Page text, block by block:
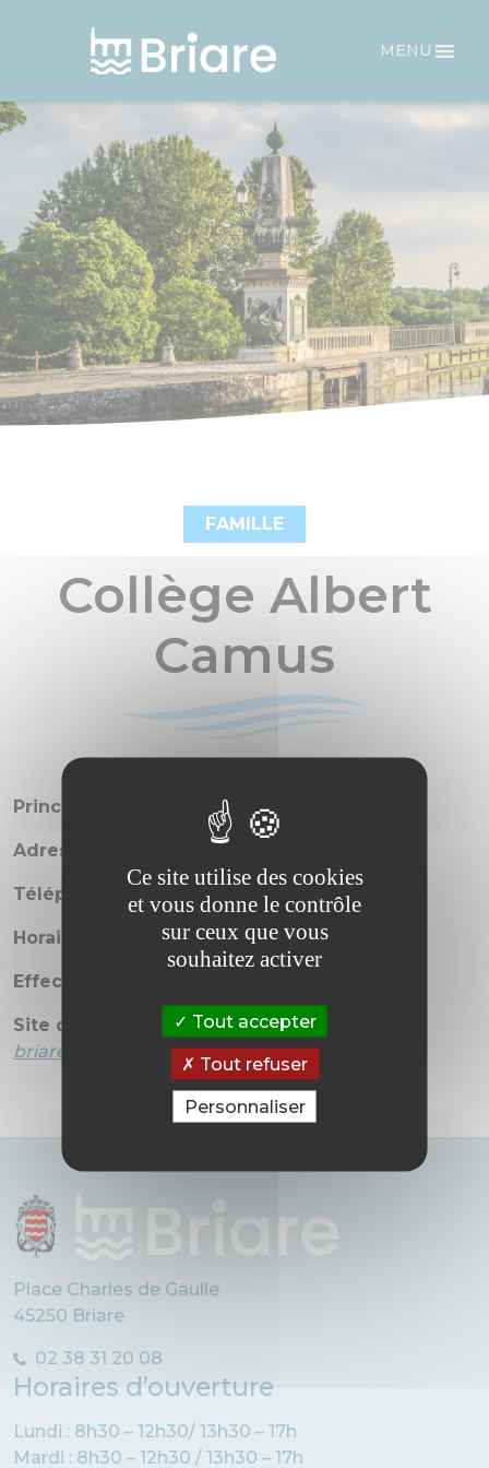
MENU
FAMILLE
Collège Albert
Camus
Principal : M. Cédric PIERRE
Adresse : 2 Rue du Port à Belleau
Téléphone : 02 38 37 02 83
Horaires : 8h10 à 12h05 et 13h40 à 16h40
Effectif
Site du collège
http://clg-albert-camus-
briare.tice.ac-orleans-tours
Place Charles de Gaulle
45250 Briare
02 38 31 20 08
Horaires d’ouverture
Lundi : 8h30 – 12h30/ 13h30 – 17h
Mardi : 8h30 – 12h30 / 13h30 – 17h
Ce site utilise des cookies
et vous donne le contrôle
sur ceux que vous
souhaitez activer
Tout accepter
Tout refuser
Personnaliser